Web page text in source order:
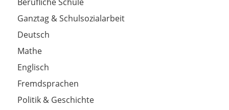
Ganztag & Schulsozialarbeit
Deutsch
Mathe
Englisch
Fremdsprachen
Politik & Geschichte